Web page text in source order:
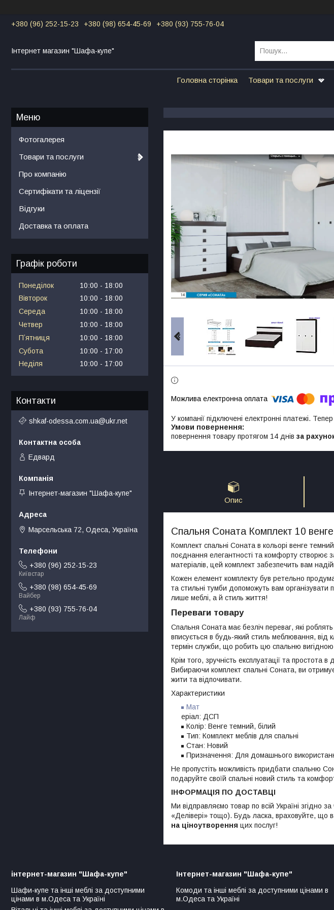
+380 (96) 252-15-23 +380 (98) 654-45-69 +380 (93) 755-76-04
Інтернет магазин "Шафа-купе"
Головна сторінка Товари та послуги
У компанії підключені електронні платежі.
повернення товару протягом 14 днів за
Опис
Спальня Соната Комплект 10 венге
Комплект спальні Соната в кольорі венге
поєднання елегантності та комфорту створює
матеріалів, цей комплект забезпечить вам
Кожен елемент комплекту був ретельно
та стильні тумби допоможуть вам
лише меблі, а й стиль життя!
Переваги товару
Спальня Соната має безліч переваг, які
вписується в будь-який стиль меблювання, від
термін служби, що робить цю спальню вигідною
Крім того, зручність експлуатації та
Вибираючи комплект спальні Соната, ви
жити та відпочивати.
Характеристики
Мат
еріал: ДСП
Колір: Венге темний, білий
Тип: Комплект меблів для спальні
Стан: Новий
Призначення: Для домашнього
Не пропустіть можливість придбати спальню
подаруйте своїй спальні новий стиль та
ІНФОРМАЦІЯ ПО ДОСТАВЦІ
Ми відправляємо товар по всій Україні
«Делівері» тощо). Будь ласка, враховуйте, що
на ціноутворення цих послуг!
Фотогалерея
Товари та послуги
Про компанію
Сертифікати та ліцензії
Відгуки
Доставка та оплата
Графік роботи
Понеділок 10:00
18:00
Вівторок
10:00
18:00
Середа
10:00
18:00
Четвер
10:00
18:00
Пʼятниця
10:00
18:00
Субота
10:00
17:00
Неділя
10:00 17:00
Контакти
shkaf-odessa.com.ua@ukr.net
Едвард
Інтернет-магазин "Шафа-купе"
Марсельська 72, Одеса, Україна
+380 (96) 252-15-23
Київстар
+380 (98) 654-45-69
Вайбер
+380 (93) 755-76-04
Лайф
інтернет-магазин "Шафа-купе"
Шафи-купе та інші меблі за доступними
цінами в м.Одеса та Україні
Інтернет-магазин "Шафа-купе"
Комоди та інші меблі за доступними цінами в
м.Одеса та Україні